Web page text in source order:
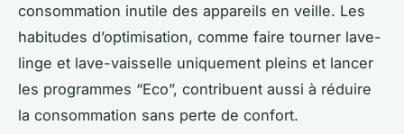
consommation inutile des appareils en veille. Les
habitudes d’optimisation, comme faire tourner lave-
linge et lave-vaisselle uniquement pleins et lancer
les programmes “Eco”, contribuent aussi à réduire
la consommation sans perte de confort.